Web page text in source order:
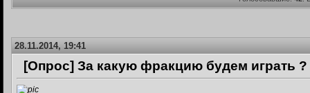
28.11.2014, 19:41
[Опрос] За какую фракцию будем играть ?